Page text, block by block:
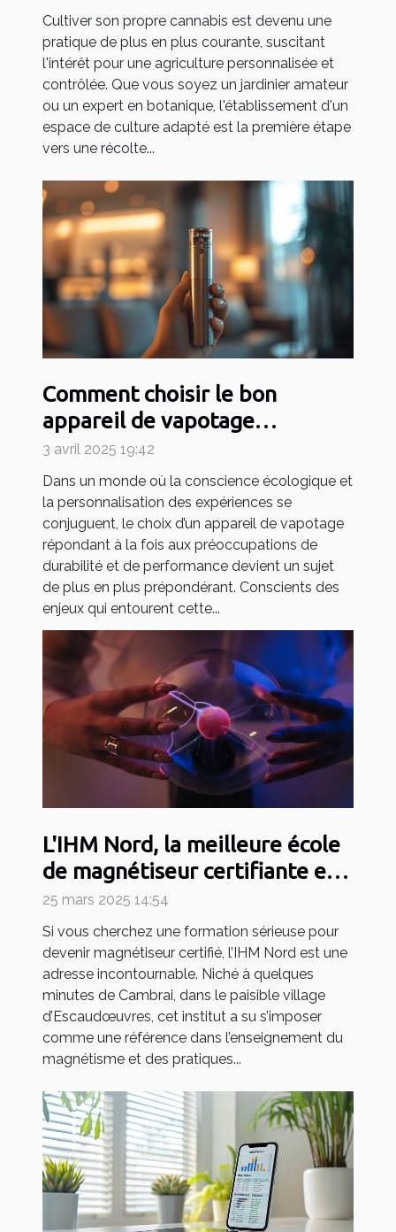
Cultiver son propre cannabis est devenu une
pratique de plus en plus courante, suscitant
l'intérêt pour une agriculture personnalisée et
contrôlée. Que vous soyez un jardinier amateur
ou un expert en botanique, l'établissement d'un
espace de culture adapté est la première étape
vers une récolte...
Comment choisir le bon
appareil de vapotage
rechargeable et durable
3 avril 2025 19:42
Dans un monde où la conscience écologique et
la personnalisation des expériences se
conjuguent, le choix d’un appareil de vapotage
répondant à la fois aux préoccupations de
durabilité et de performance devient un sujet
de plus en plus prépondérant. Conscients des
enjeux qui entourent cette...
L'IHM Nord, la meilleure école
de magnétiseur certifiante en
2025
25 mars 2025 14:54
Si vous cherchez une formation sérieuse pour
devenir magnétiseur certifié, l’IHM Nord est une
adresse incontournable. Niché à quelques
minutes de Cambrai, dans le paisible village
d’Escaudœuvres, cet institut a su s’imposer
comme une référence dans l’enseignement du
magnétisme et des pratiques...